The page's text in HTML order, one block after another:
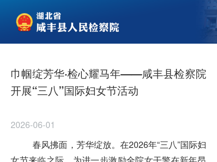
巾帼绽芳华·检心耀马年——咸丰县检察院
开展“三八”国际妇女节活动
2026-06-01
春风拂面，芳华绽放。在2026年“三八”国际妇